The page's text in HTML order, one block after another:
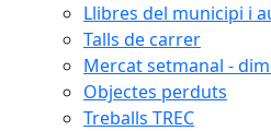
Llibres del municipi i
Talls de carrer
Mercat setmanal -
Objectes perduts
Treballs TREC